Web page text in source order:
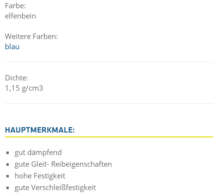
Farbe:
elfenbein
Weitere Farben:
blau
Dichte:
1,15 g/cm3
HAUPTMERKMALE:
gut dämpfend
gute Gleit- Reibeigenschaften
hohe Festigkeit
gute Verschleißfestigkeit